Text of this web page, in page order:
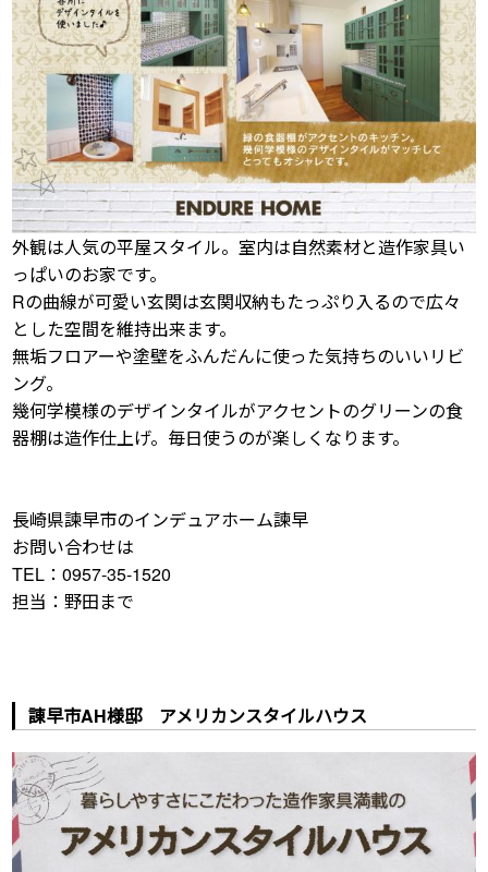
外観は人気の平屋スタイル。室内は自然素材と造作家具い
っぱいのお家です。
Rの曲線が可愛い玄関は玄関収納もたっぷり入るので広々
とした空間を維持出来ます。
無垢フロアーや塗壁をふんだんに使った気持ちのいいリビ
ング。
幾何学模様のデザインタイルがアクセントのグリーンの食
器棚は造作仕上げ。毎日使うのが楽しくなります。
長崎県諫早市のインデュアホーム諫早
お問い合わせは
TEL：0957-35-1520
担当：野田まで
諌早市AH様邸 アメリカンスタイルハウス